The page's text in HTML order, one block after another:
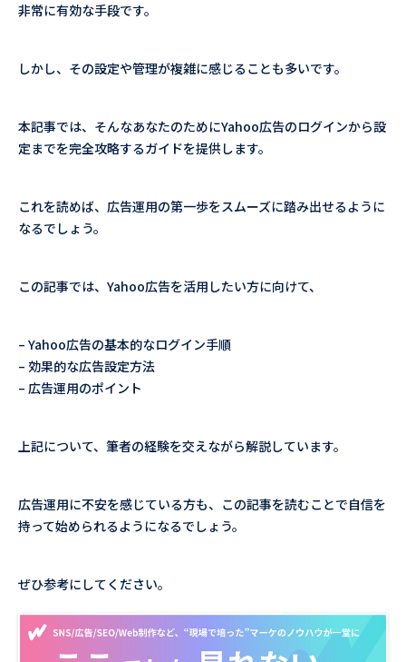
非常に有効な手段です。
しかし、その設定や管理が複雑に感じることも多いです。
本記事では、そんなあなたのためにYahoo広告のログインから設
定までを完全攻略するガイドを提供します。
これを読めば、広告運用の第一歩をスムーズに踏み出せるように
なるでしょう。
この記事では、Yahoo広告を活用したい方に向けて、
– Yahoo広告の基本的なログイン手順
– 効果的な広告設定方法
– 広告運用のポイント
上記について、筆者の経験を交えながら解説しています。
広告運用に不安を感じている方も、この記事を読むことで自信を
持って始められるようになるでしょう。
ぜひ参考にしてください。